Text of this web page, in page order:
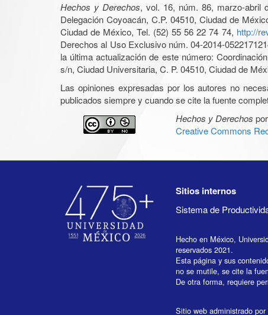
Hechos y Derechos, vol. 16, núm. 86, marzo-abril
Delegación Coyoacán, C.P. 04510, Ciudad de
Ciudad de México, Tel. (52) 55 56 22 74 74, http://
Derechos al Uso Exclusivo núm. 04-2014-
la última actualización de este número:
s/n, Ciudad Universitaria, C. P. 04510, Ciudad de
Las opiniones expresadas por los autores no
publicados siempre y cuando se cite la fuente
Hechos y Derechos por
Creative Commons
Sitios internos
Sistema de
Hecho en México,
reservados 2021.
Esta página y sus
no se mutile, se cite la
De otra forma, requiere
Sitio web administrado